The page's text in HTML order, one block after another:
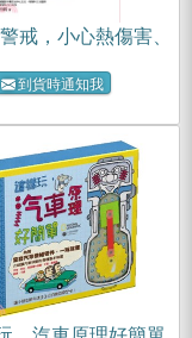
戒，小心熱傷害、
到貨時通知我